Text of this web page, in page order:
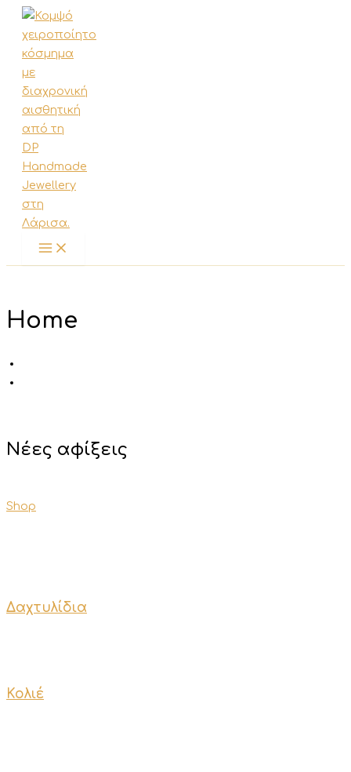
Μετάβαση
στο
περιεχόμενο
Home
Νέες αφίξεις
Shop
Δαχτυλίδια
Κολιέ